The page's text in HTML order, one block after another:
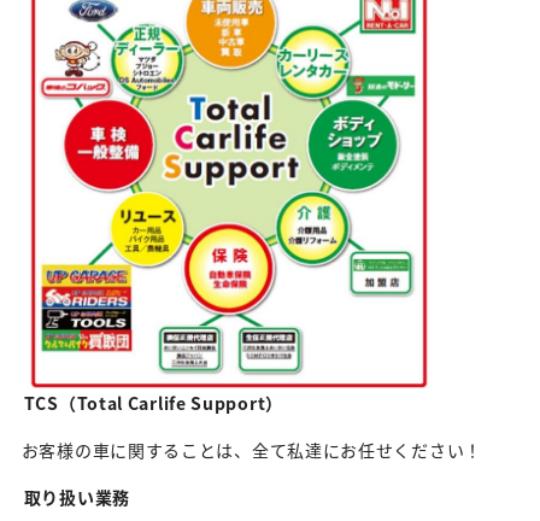
TCS（Total Carlife Support）
お客様の車に関することは、全て私達にお任せください！
取り扱い業務